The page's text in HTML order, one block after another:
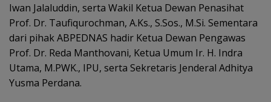
Iwan Jalaluddin, serta Wakil Ketua Dewan Penasihat
Prof. Dr. Taufiqurochman, A.Ks., S.Sos., M.Si. Sementara
dari pihak ABPEDNAS hadir Ketua Dewan Pengawas
Prof. Dr. Reda Manthovani, Ketua Umum Ir. H. Indra
Utama, M.PWK., IPU, serta Sekretaris Jenderal Adhitya
Yusma Perdana.